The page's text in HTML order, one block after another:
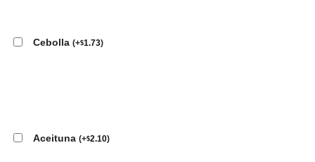
Cebolla (+$1.73)
Aceituna (+$2.10)